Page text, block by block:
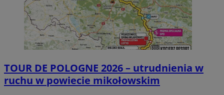
TOUR DE POLOGNE 2026 – utrudnienia w
ruchu w powiecie mikołowskim